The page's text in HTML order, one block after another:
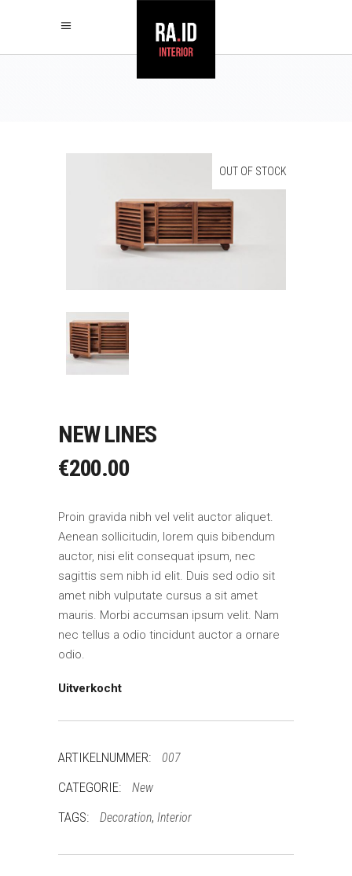
OUT OF STOCK
NEW LINES
€200.00
Proin gravida nibh vel velit auctor aliquet.
Aenean sollicitudin, lorem quis bibendum
auctor, nisi elit consequat ipsum, nec
sagittis sem nibh id elit. Duis sed odio sit
amet nibh vulputate cursus a sit amet
mauris. Morbi accumsan ipsum velit. Nam
nec tellus a odio tincidunt auctor a ornare
odio.
Uitverkocht
ARTIKELNUMMER: 007
CATEGORIE: New
TAGS: Decoration, Interior